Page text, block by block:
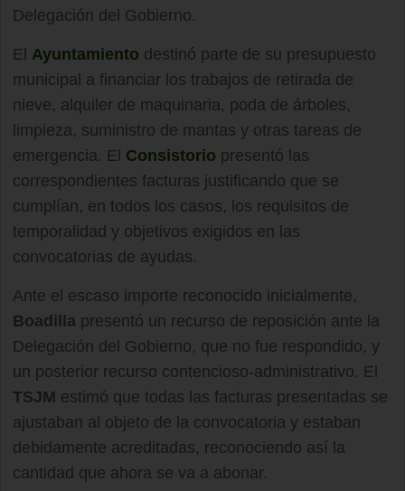
Delegación del Gobierno.
El Ayuntamiento destinó parte de su presupuesto
municipal a financiar los trabajos de retirada de
nieve, alquiler de maquinaria, poda de árboles,
limpieza, suministro de mantas y otras tareas de
emergencia. El Consistorio presentó las
correspondientes facturas justificando que se
cumplían, en todos los casos, los requisitos de
temporalidad y objetivos exigidos en las
convocatorias de ayudas.
Ante el escaso importe reconocido inicialmente,
Boadilla presentó un recurso de reposición ante la
Delegación del Gobierno, que no fue respondido, y
un posterior recurso contencioso-administrativo. El
TSJM estimó que todas las facturas presentadas se
ajustaban al objeto de la convocatoria y estaban
debidamente acreditadas, reconociendo así la
cantidad que ahora se va a abonar.